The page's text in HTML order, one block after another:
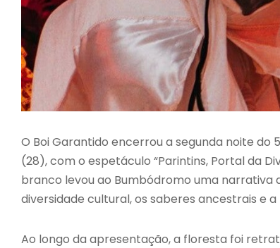
O Boi Garantido encerrou a segunda noite do
(28), com o espetáculo “Parintins, Portal da
branco levou ao Bumbódromo uma narrativa
diversidade cultural, os saberes ancestrais e
Ao longo da apresentação, a floresta foi